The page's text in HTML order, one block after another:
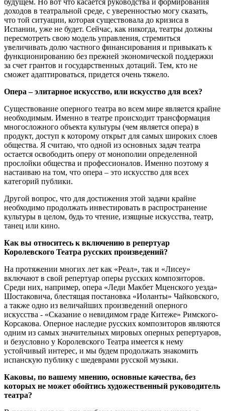
будущем. Но вот что касается руководства и формирования
доходов в театральной среде, с уверенностью могу сказать,
что той ситуации, которая существовала до кризиса в
Испании, уже не будет. Сейчас, как никогда, театры должны
пересмотреть свою модель управления, стремиться
увеличивать долю частного финансирования и привыкать к
функционированию без прежней экономической поддержки
за счет грантов и государственных дотаций. Тем, кто не
сможет адаптироваться, придется очень тяжело.
Опера – элитарное искусство, или искусство для всех?
Существование оперного театра во всем мире является крайне
необходимым. Именно в театре происходит трансформация
многосложного объекта культуры (чем является опера) в
продукт, доступ к которому открыт для самых широких слоев
общества. Я считаю, что одной из основных задач театра
остается освободить оперу от монополии определенной
прослойки общества и профессионалов. Именно поэтому я
настаиваю на том, что опера – это искусство для всех
категорий публики.
Другой вопрос, что для достижения этой задачи крайне
необходимо продолжать инвестировать в распространение
культуры в целом, будь то чтение, изящные искусства, театр,
танец или кино.
Как вы относитесь к включению в репертуар
Королевского Театра русских произведений?
На протяжении многих лет как «Реал», так и «Лисеу»
включают в свой репертуар оперы русских композиторов.
Среди них, например, опера «Леди Макбет Мценского уезда»
Шостаковича, блестящая постановка «Иоланты» Чайковского,
а также одно из величайших произведений оперного
искусства - «Сказание о невидимом граде Китеже» Римского-
Корсакова. Оперное наследие русских композиторов являются
одним из самых значительных мировых оперных репертуаров,
и безусловно у Королевского Театра имеется к нему
устойчивый интерес, и мы будем продолжать знакомить
испанскую публику с шедеврами русской музыки.
Каковы, по вашему мнению, основные качества, без
которых не может обойтись художественный руководитель
театра?